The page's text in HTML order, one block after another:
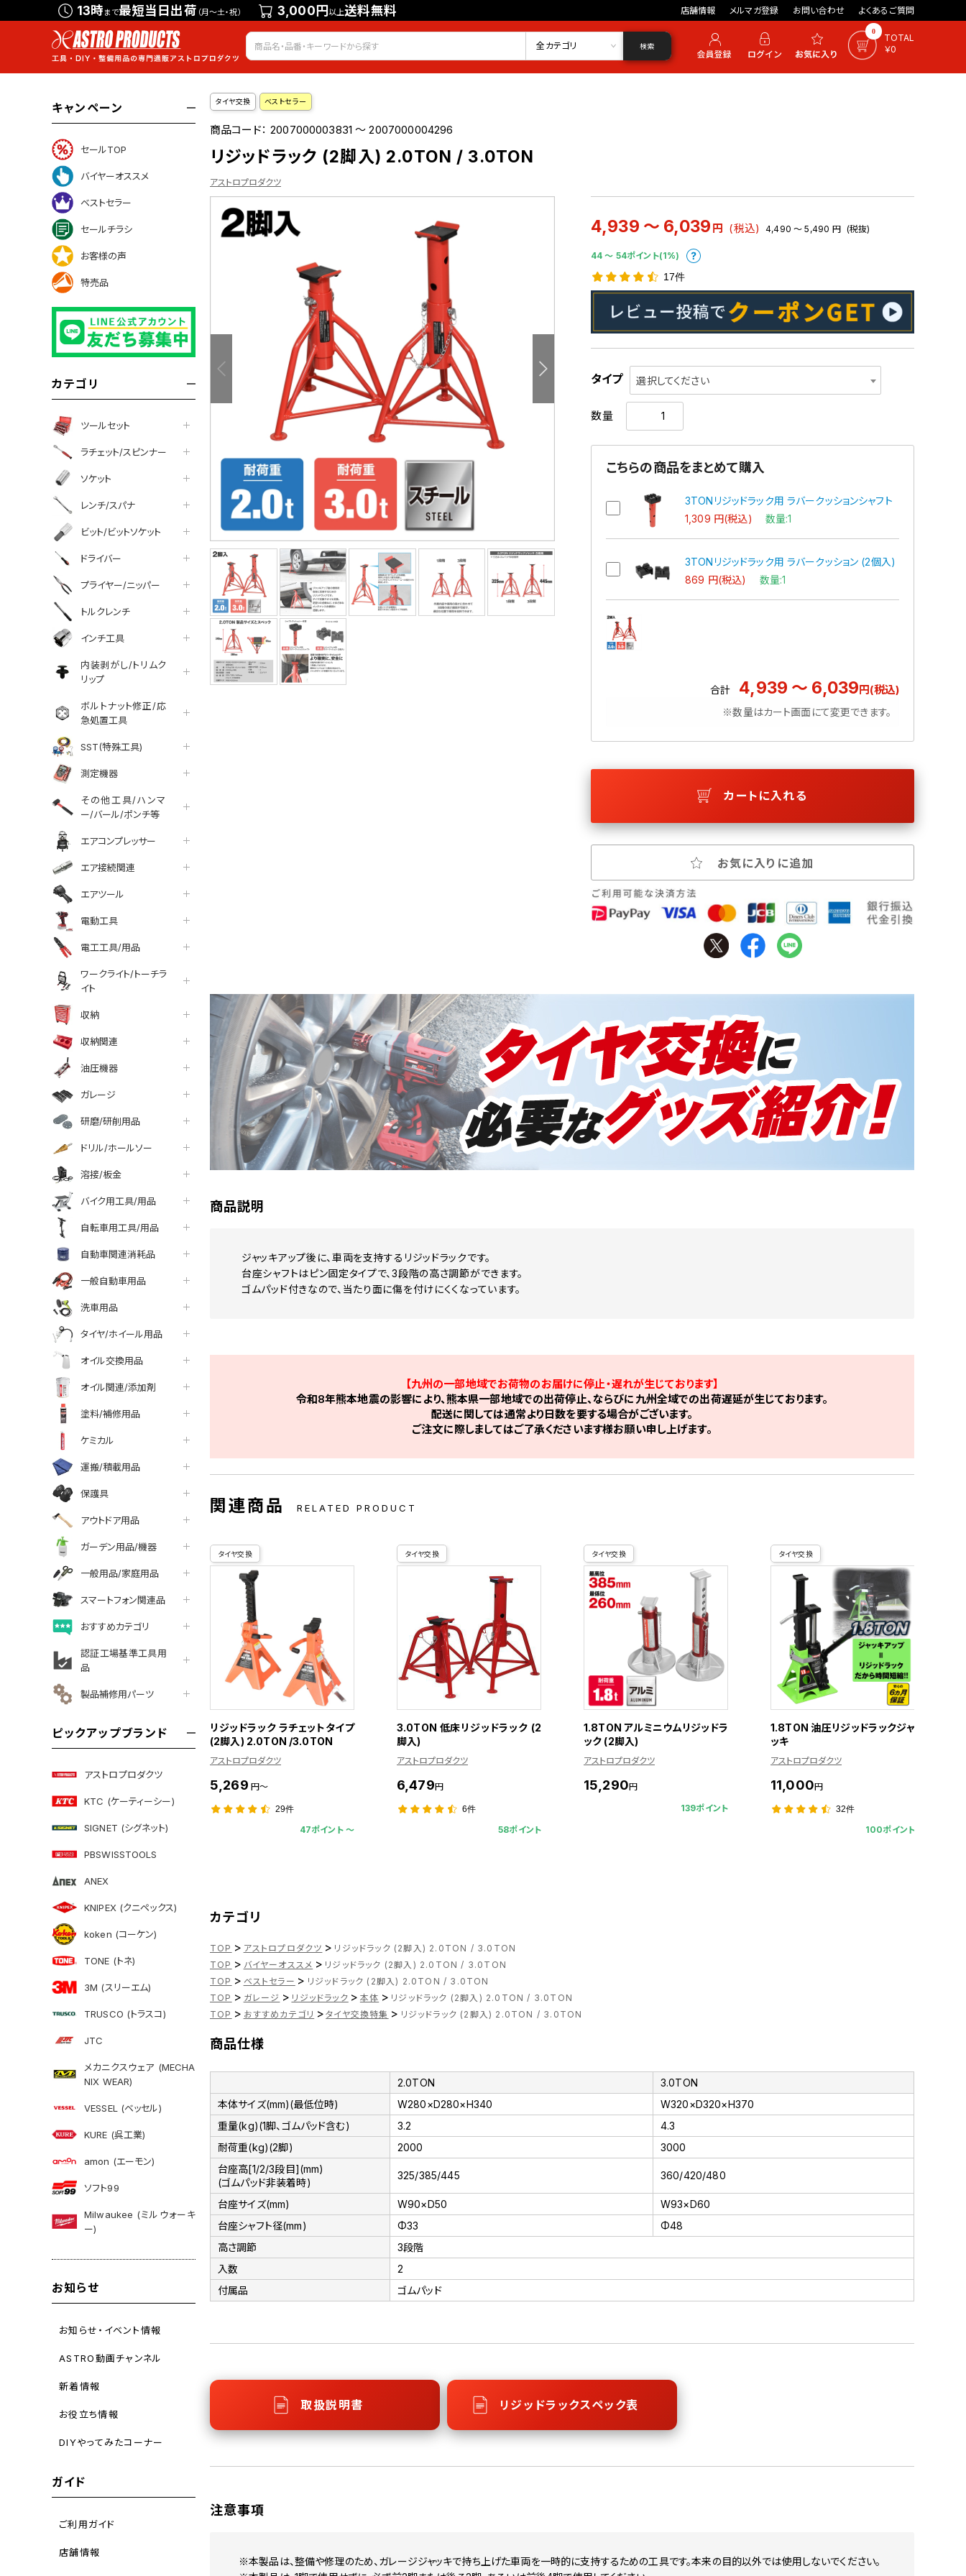
13時まで最短当日出荷 （月～土・祝） 3,000円以上送料無料 店舗情報 メルマガ登録 お問い合わせ よくあるご質問
会員登録 ログイン お気に入り 0
TOTAL
￥0
全カテゴリ 検索
キャンペーン
セールTOP
バイヤーオススメ
ベストセラー
セールチラシ
お客様の声
特売品
カテゴリ
ツールセット
ラチェット/スピンナー
ソケット
レンチ/スパナ
ビット/ビットソケット
ドライバー
プライヤー/ニッパー
トルクレンチ
インチ工具
内装剥がし/トリムク
リップ
ボルトナット修正/応
急処置工具
SST(特殊工具)
測定機器
その他工具/ハンマ
ー/バール/ポンチ等
エアコンプレッサー
エア接続関連
エアツール
電動工具
電工工具/用品
ワークライト/トーチラ
イト
収納
収納関連
油圧機器
ガレージ
研磨/研削用品
ドリル/ホールソー
溶接/板金
バイク用工具/用品
自転車用工具/用品
自動車関連消耗品
一般自動車用品
洗車用品
タイヤ/ホイール用品
オイル交換用品
オイル関連/添加剤
塗料/補修用品
ケミカル
運搬/積載用品
保護具
アウトドア用品
ガーデン用品/機器
一般用品/家庭用品
スマートフォン関連品
おすすめカテゴリ
認証工場基準工具用
品
製品補修用パーツ
ピックアップブランド
アストロプロダクツ
KTC (ケーティーシー)
SIGNET (シグネット)
PBSWISSTOOLS
ANEX
KNIPEX (クニペックス)
koken (コーケン)
TONE (トネ)
3M (スリーエム)
TRUSCO (トラスコ)
JTC
メカニクスウェア (MECHA
NIX WEAR)
VESSEL (ベッセル)
KURE (呉工業)
amon (エーモン)
ソフト99
Milwaukee (ミルウォーキ
ー)
お知らせ
お知らせ・イベント情報
ASTRO動画チャンネル
新着情報
お役立ち情報
DIYやってみたコーナー
ガイド
ご利用ガイド
店舗情報
タイヤ交換 ベストセラー
商品コード：2007000003831 ～ 2007000004296
リジッドラック (2脚入) 2.0TON / 3.0TON
アストロプロダクツ
4,939 ～ 6,039 円 (税込) 4,490 ～ 5,490 円 (税抜)
44 〜 54ポイント(1%)
17件
タイプ 選択してください
数量
こちらの商品をまとめて購入
3TONリジッドラック用 ラバークッションシャフト
1,309 円(税込) 数量:1
3TONリジッドラック用 ラバークッション (2個入)
869 円(税込) 数量:1
合計 4,939 ～ 6,039円(税込)
※数量はカート画面にて変更できます。
カートに入れる
お気に入りに追加
facebook
line
商品説明
ジャッキアップ後に、車両を支持するリジッドラックです。
台座シャフトはピン固定タイプで、3段階の高さ調節ができます。
ゴムパッド付きなので、当たり面に傷を付けにくくなっています。
【九州の一部地域でお荷物のお届けに停止・遅れが生じております】
令和8年熊本地震の影響により、熊本県一部地域での出荷停止、ならびに九州全域での出荷遅延が生じております。
配送に関しては通常より日数を要する場合がございます。
ご注文に際しましてはご了承くださいます様お願い申し上げます。
関連商品 RELATED PRODUCT
タイヤ交換
リジッドラック ラチェットタイプ
(2脚入) 2.0TON /3.0TON
アストロプロダクツ
5,269 円～
29件
47ポイント 〜
タイヤ交換
3.0TON 低床リジッドラック (2
脚入)
アストロプロダクツ
6,479円
6件
58ポイント
タイヤ交換
1.8TON アルミニウムリジッドラ
ック (2脚入)
アストロプロダクツ
15,290円
139ポイント
タイヤ交換
1.8TON 油圧リジッドラックジャ
ッキ
アストロプロダクツ
11,000円
32件
100ポイント
カテゴリ
TOP > アストロプロダクツ > リジッドラック (2脚入) 2.0TON / 3.0TON
TOP > バイヤーオススメ > リジッドラック (2脚入) 2.0TON / 3.0TON
TOP > ベストセラー > リジッドラック (2脚入) 2.0TON / 3.0TON
TOP > ガレージ > リジッドラック > 本体 > リジッドラック (2脚入) 2.0TON / 3.0TON
TOP > おすすめカテゴリ > タイヤ交換特集 > リジッドラック (2脚入) 2.0TON / 3.0TON
商品仕様
2.0TON
3.0TON
本体サイズ(mm)(最低位時)
W280×D280×H340
W320×D320×H370
重量(kg)(1脚、ゴムパッド含む)
3.2
4.3
耐荷重(kg)(2脚)
2000
3000
台座高[1/2/3段目](mm)
(ゴムパッド非装着時)
325/385/445 360/420/480
台座サイズ(mm) W90×D50
W93×D60
台座シャフト径(mm)
Φ33
Φ48
高さ調節
3段階
入数
2
付属品
ゴムパッド
取扱説明書 リジッドラックスペック表
注意事項
※本製品は、整備や修理のため、ガレージジャッキで持ち上げた車両を一時的に支持するための工具です。本来の目的以外では使用しないでください。